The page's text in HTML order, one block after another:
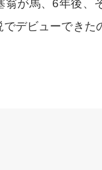
が馬、 6年後、
デビューできた